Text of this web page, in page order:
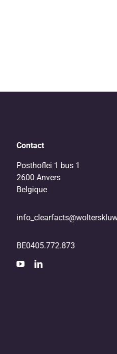
Contact
Posthoflei 1 bus 1
2600 Anvers
Belgique
BE0405.772.873